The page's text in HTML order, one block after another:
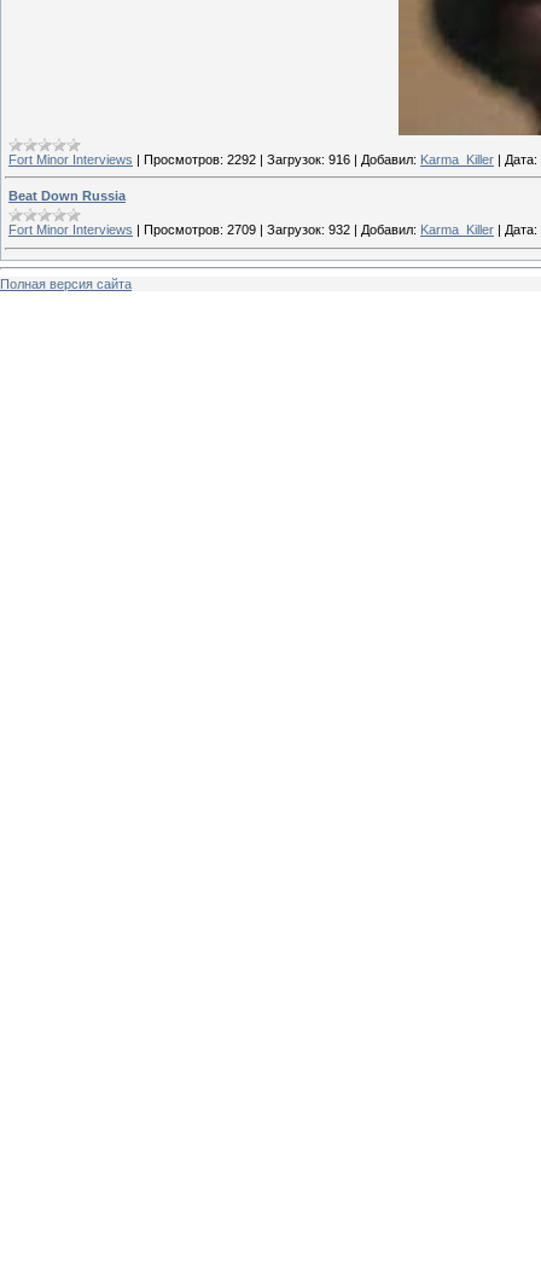
Fort Minor Interviews | Просмотров: 2292 | Загрузок: 916 | Добавил: Karma_Killer | Дата:
Beat Down Russia
Fort Minor Interviews Просмотров: 2709 Загрузок: 932 Добавил: Karma_Killer Дата:
Полная версия сайта